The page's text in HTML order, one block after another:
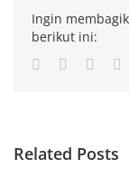
Ingin
berikut ini:
Facebook
Twitter
Related Posts